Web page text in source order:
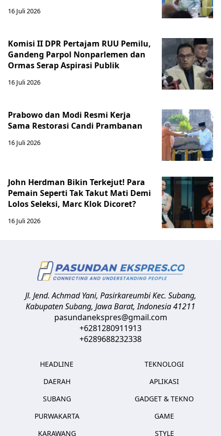
16 Juli 2026
Komisi II DPR Pertajam RUU Pemilu,
Gandeng Parpol Nonparlemen dan
Ormas Serap Aspirasi Publik
16 Juli 2026
Prabowo dan Modi Resmi Kerja
Sama Restorasi Candi Prambanan
16 Juli 2026
John Herdman Bikin Terkejut! Para
Pemain Seperti Tak Takut Mati Demi
Lolos Seleksi, Marc Klok Dicoret?
16 Juli 2026
Jl. Jend. Achmad Yani, Pasirkareumbi Kec. Subang,
Kabupaten Subang, Jawa Barat,Indonesia41211
pasundanekspres@gmail.com
+6281280911913
+6289688232338
HEADLINE
DAERAH
SUBANG
PURWAKARTA
KARAWANG
TEKNOLOGI
APLIKASI
GADGET & TEKNO
GAME
STYLE